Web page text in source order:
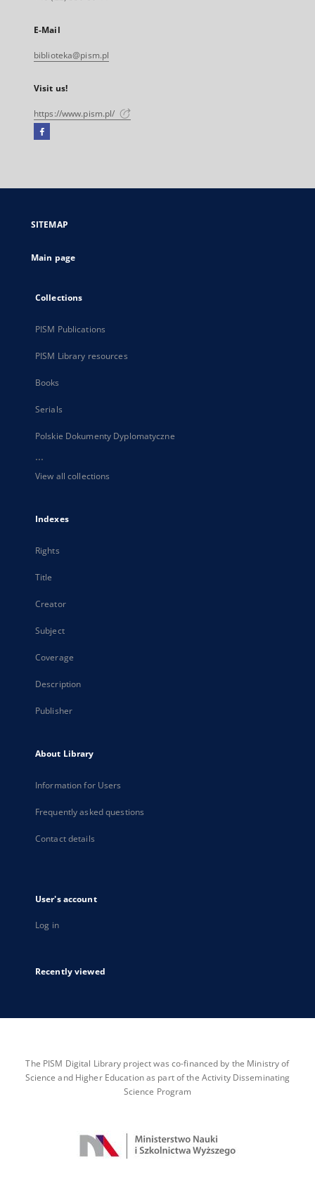
E-Mail
biblioteka@pism.pl
Visit us!
https://www.pism.pl/
Facebook
open
new
SITEMAP
Main page
Collections
PISM Publications
PISM Library resources
Books
Serials
Polskie Dokumenty Dyplomatyczne
...
View all collections
Indexes
Rights
Title
Creator
Subject
Coverage
Description
Publisher
About Library
Information for Users
Frequently asked questions
Contact details
User's account
Log in
Recently viewed
The PISM Digital Library project was co-financed by the Ministry of
Science and Higher Education as part of the Activity Disseminating
Science Program